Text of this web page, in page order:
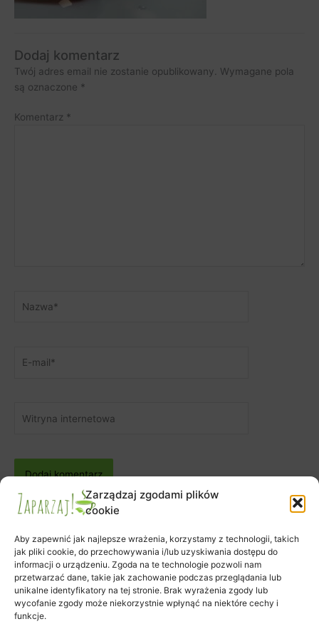
Zarządzaj zgodami plików
cookie
Aby zapewnić jak najlepsze wrażenia, korzystamy z technologii, takich
jak pliki cookie, do przechowywania i/lub uzyskiwania dostępu do
informacji o urządzeniu. Zgoda na te technologie pozwoli nam
przetwarzać dane, takie jak zachowanie podczas przeglądania lub
unikalne identyfikatory na tej stronie. Brak wyrażenia zgody lub
wycofanie zgody może niekorzystnie wpłynąć na niektóre cechy i
funkcje.
Dodaj komentarz
Twój adres email nie zostanie opublikowany.
Wymagane pola
są oznaczone *
Komentarz *
mail*
internetowa
Zapisy na warsztaty
Zamówienie
Koszyk